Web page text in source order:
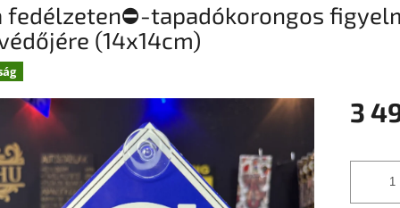
fedélzeten⛔-tapadókorongos
(14x14cm)
3